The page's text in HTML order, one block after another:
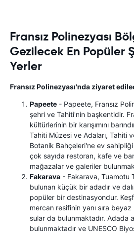
Fransız Polinezyası
Gezilecek En Popüler
Yerler
Fransız Polinezyası'nda ziyaret
Papeete - Papeete, Fransız
şehri ve Tahiti'nin başkentidir.
kültürlerinin bir karışımını
Tahiti Müzesi ve Adaları, Tahiti
Botanik Bahçeleri'ne ev
çok sayıda restoran, kafe ve
mağazalar ve galeriler
Fakarava - Fakarava, Tuamotu
bulunan küçük bir adadır ve
popüler bir destinasyondur.
mercan resifinin yanı sıra
sular da bulunmaktadır. Adada
bulunmaktadır ve UNESCO